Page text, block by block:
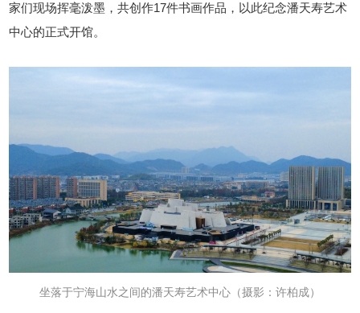
家们现场挥毫泼墨，共创作17件书画作品，以此纪念潘天寿艺术
中心的正式开馆。
坐落于宁海山水之间的潘天寿艺术中心 （摄影：许柏成）